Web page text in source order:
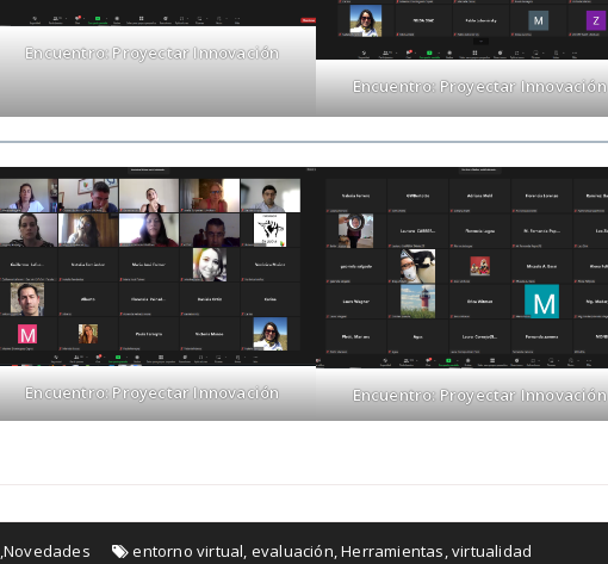
Encuentro: Proyectar Innovación
Encuentro: Proyectar Innovación
Encuentro: Proyectar Innovación Encuentro: Proyectar Innovación
,Novedades entorno virtual, evaluación,Herramientas,virtualidad